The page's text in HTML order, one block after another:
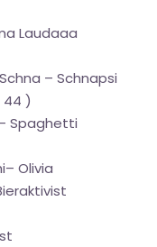
Laudaaa
– Schnapsi
44 )
Spaghetti
Olivia